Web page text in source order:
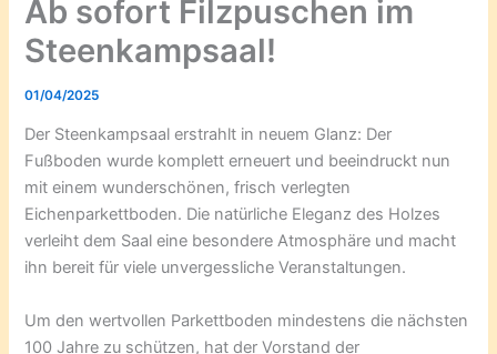
Ab sofort Filzpuschen im
Steenkampsaal!
01/04/2025
Der Steenkampsaal erstrahlt in neuem Glanz: Der
Fußboden wurde komplett erneuert und beeindruckt nun
mit einem wunderschönen, frisch verlegten
Eichenparkettboden. Die natürliche Eleganz des Holzes
verleiht dem Saal eine besondere Atmosphäre und macht
ihn bereit für viele unvergessliche Veranstaltungen.
Um den wertvollen Parkettboden mindestens die nächsten
100 Jahre zu schützen, hat der Vorstand der